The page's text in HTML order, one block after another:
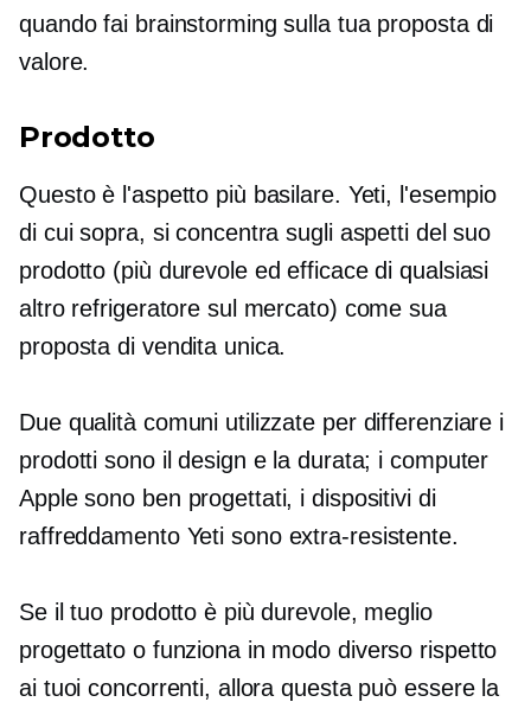
quando fai brainstorming sulla tua proposta di
valore.
Prodotto
Questo è l'aspetto più basilare. Yeti, l'esempio
di cui sopra, si concentra sugli aspetti del suo
prodotto (più durevole ed efficace di qualsiasi
altro refrigeratore sul mercato) come sua
proposta di vendita unica.
Due qualità comuni utilizzate per differenziare i
prodotti sono il design e la durata; i computer
Apple sono ben progettati, i dispositivi di
raffreddamento Yeti sono extra-resistente.
Se il tuo prodotto è più durevole, meglio
progettato o funziona in modo diverso rispetto
ai tuoi concorrenti, allora questa può essere la